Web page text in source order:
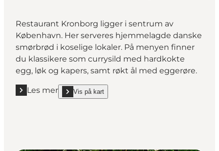
Restaurant Kronborg ligger i sentrum av
København. Her serveres hjemmelagde danske
smørbrød i koselige lokaler. På menyen finner
du klassikere som currysild med hardkokte
egg, løk og kapers, samt røkt ål med eggerøre.
Les mer
Les mer "Restaurant Kronborg"
Vis på kart
show Restaurant Kronborg on_map